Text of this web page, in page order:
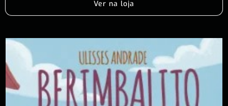
Ver na loja